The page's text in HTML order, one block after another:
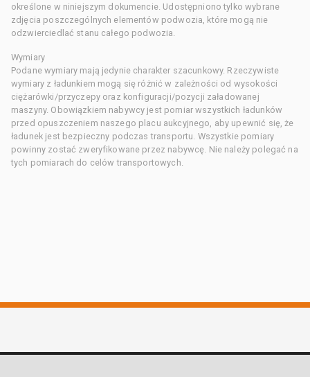
określone w niniejszym dokumencie. Udostępniono tylko wybrane
zdjęcia poszczególnych elementów podwozia, które mogą nie
odzwierciedlać stanu całego podwozia.
Wymiary
Podane wymiary mają jedynie charakter szacunkowy. Rzeczywiste
wymiary z ładunkiem mogą się różnić w zależności od wysokości
ciężarówki/przyczepy oraz konfiguracji/pozycji załadowanej
maszyny. Obowiązkiem nabywcy jest pomiar wszystkich ładunków
przed opuszczeniem naszego placu aukcyjnego, aby upewnić się, że
ładunek jest bezpieczny podczas transportu. Wszystkie pomiary
powinny zostać zweryfikowane przez nabywcę. Nie należy polegać na
tych pomiarach do celów transportowych.